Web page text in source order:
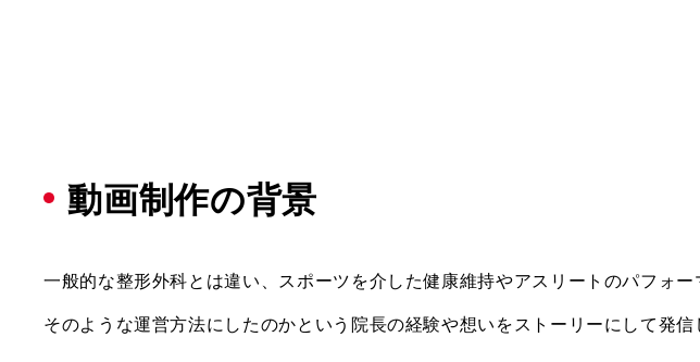
動画制作の背景
一般的な整形外科とは違い、スポーツを介した健康維持やアスリートのパフォ
そのような運営方法にしたのかという院長の経験や想いをストーリーにして発信